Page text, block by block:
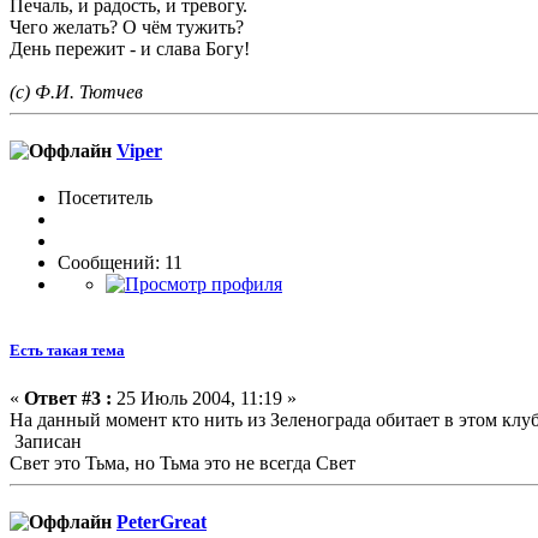
Печаль, и радость, и тревогу.
Чего желать? О чём тужить?
День пережит - и слава Богу!
(с) Ф.И. Тютчев
Viper
Посетитель
Сообщений: 11
Есть такая тема
« Ответ #3 : 25 Июль 2004, 11:19 »
На данный момент кто нить из Зеленограда обитает в этом
Записан
Свет это Тьма, но Тьма это не всегда Свет
PeterGreat